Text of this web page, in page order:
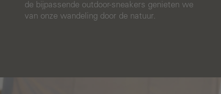
de bijpassende outdoor-sneakers genieten we
van onze wandeling door de natuur.